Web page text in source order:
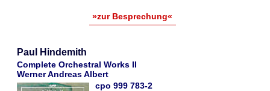
»zur Besprechung«
Paul Hindemith
Complete Orchestral Works II
Werner Andreas Albert
cpo 999 783-2